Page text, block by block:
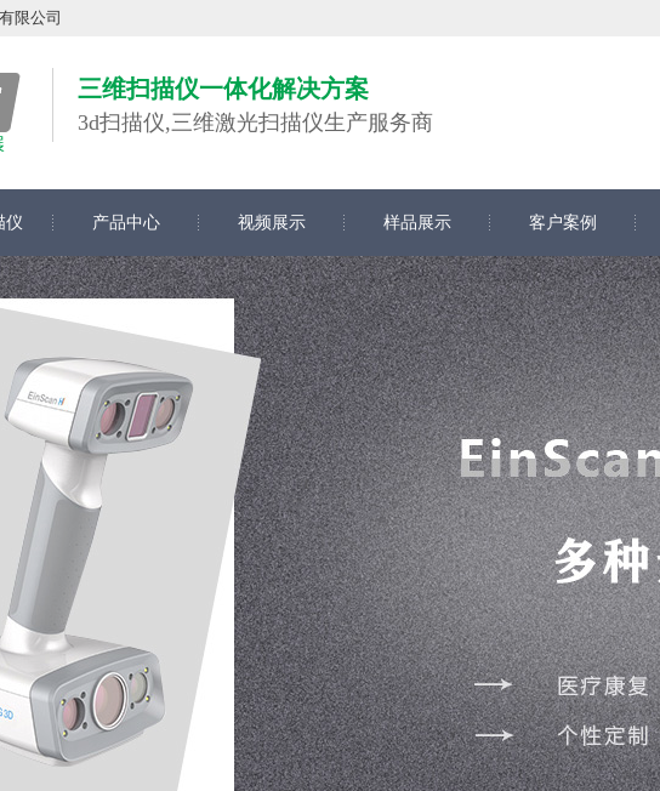
限公司
三维扫描仪一体化解决方案
3d扫描仪,三维激光扫描仪生产服务商
仪 产品中心 视频展示 样品展示 客户案例